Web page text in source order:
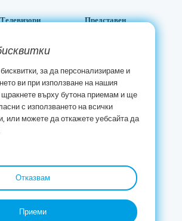
Представен
QLED+ TV
Eye Care TV
за да персонализираме и
ви при използване на нашия
върху бутона приемам и ще
с използването на всички
или можете да откажете уебсайта да
Отказвам
Приеми